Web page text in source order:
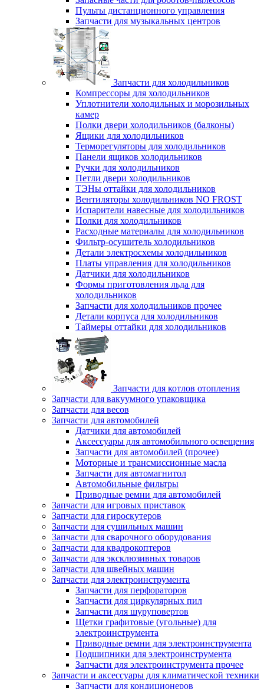
Пульты дистанционного управления
Запчасти для музыкальных центров
Запчасти для холодильников
Компрессоры для холодильников
Уплотнители холодильных и морозильных
камер
Полки двери холодильников (балконы)
Ящики для холодильников
Терморегуляторы для холодильников
Панели ящиков холодильников
Ручки для холодильников
Петли двери холодильников
ТЭНы оттайки для холодильников
Вентиляторы холодильников NO FROST
Испарители навесные для холодильников
Полки для холодильников
Расходные материалы для холодильников
Фильтр-осушитель холодильников
Детали электросхемы холодильников
Платы управления для холодильников
Датчики для холодильников
Формы приготовления льда для
холодильников
Запчасти для холодильников прочее
Детали корпуса для холодильников
Таймеры оттайки для холодильников
Запчасти для котлов отопления
Запчасти для вакуумного упаковщика
Запчасти для весов
Запчасти для автомобилей
Датчики для автомобилей
Аксессуары для автомобильного освещения
Запчасти для автомобилей (прочее)
Моторные и трансмиссионные масла
Запчасти для автомагнитол
Автомобильные фильтры
Приводные ремни для автомобилей
Запчасти для игровых приставок
Запчасти для гироскутеров
Запчасти для сушильных машин
Запчасти для сварочного оборудования
Запчасти для квадрокоптеров
Запчасти для эксклюзивных товаров
Запчасти для швейных машин
Запчасти для электроинструмента
Запчасти для перфораторов
Запчасти для циркулярных пил
Запчасти для шуруповертов
Щетки графитовые (угольные) для
электроинструмента
Приводные ремни для электроинструмента
Подшипники для электроинструмента
Запчасти для электроинструмента прочее
Запчасти и аксессуары для климатической техники
Запчасти для кондиционеров